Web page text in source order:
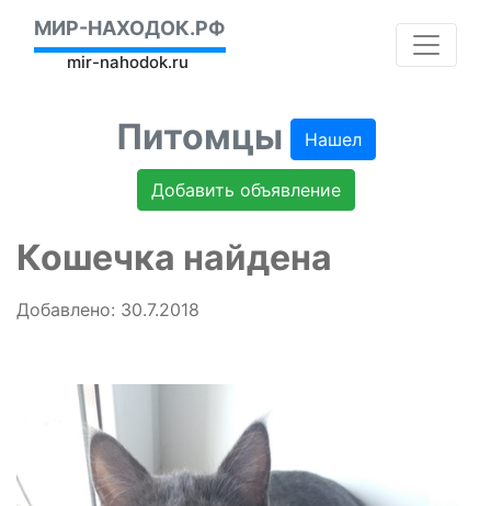
МИР-НАХОДОК.РФ
mir-nahodok.ru
Питомцы Нашел
Добавить объявление
Кошечка найдена
Добавлено: 30.7.2018